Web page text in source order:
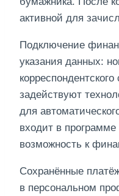
активной для
Подключение
указания данных:
задействуют
для
входит в программе
возможность к
Сохранённые
в персональном